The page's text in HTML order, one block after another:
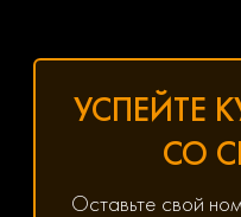
УСПЕЙТЕ
СО
Оставьте свой